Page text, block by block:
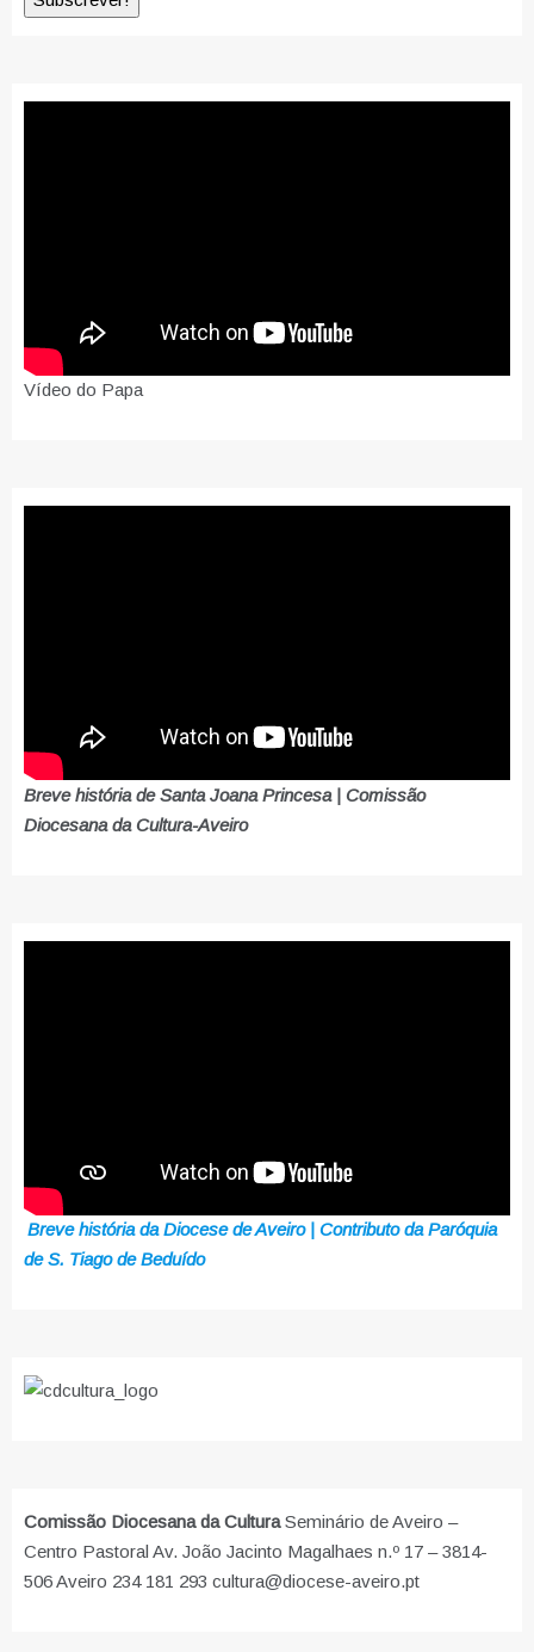
Vídeo do Papa
Breve história de Santa Joana Princesa | Comissão
Diocesana da Cultura-Aveiro
Breve história da Diocese de Aveiro | Contributo da Paróquia
de S. Tiago de Beduído
Comissão Diocesana da CulturaSeminário de Aveiro –
Centro Pastoral Av. João Jacinto Magalhaes n.º 17 – 3814-
506 Aveiro 234 181 293 cultura@diocese-aveiro.pt